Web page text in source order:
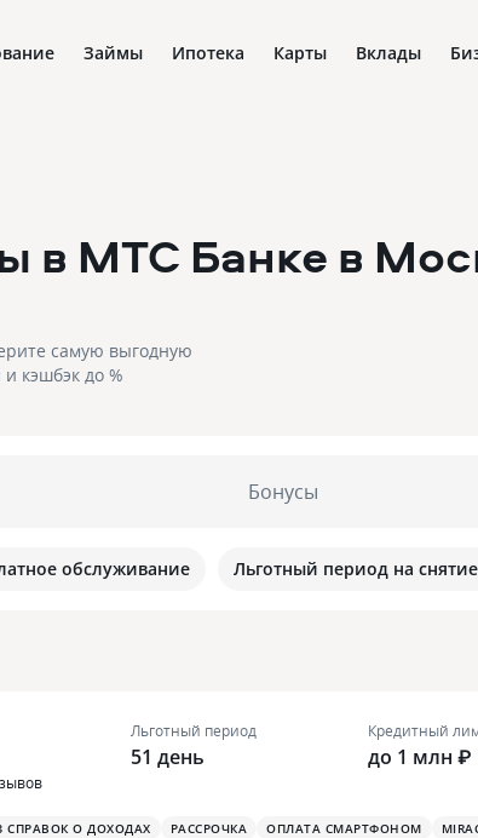
Займы Ипотека Карты Вклады
в МТС Банке в
самую выгодную
кэшбэк до %
Бонусы
обслуживание Льготный период на
Льготный период
51 день
Кредитный
до 1 млн ₽
СПРАВОК О ДОХОДАХ РАССРОЧКА ОПЛАТА СМАРТФОНОМ